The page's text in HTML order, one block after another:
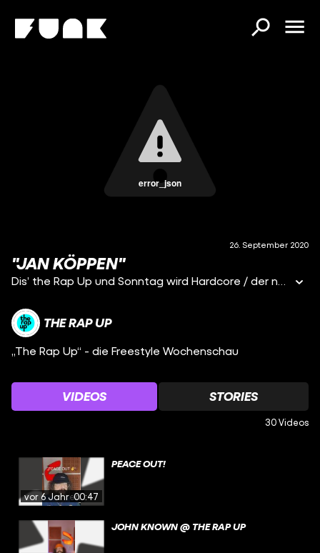
error_json
26. September 2020
"JAN KÖPPEN"
Dis’ the Rap Up und Sonntag wird Hardcore / der nächste Gast is ein echter ex Viva Moderator / Jan Köppen der Name ihr kennt ihn von Ninja Warrior / doch morgen liefert er Statements mit Worten ab Er war schon für etliche Preise nominiert / und hat schon hunderte Shows wegmoderiert / und morgen 21 Uhr ist er hier / um mit Freestyles das ganze Netz zu rasieren #funk #therapup #hiphop #freesstyle #jankoeppen #viva #ninjawarriorgermany #ninjawarrior #rap
THE RAP UP
„The Rap Up“ - die Freestyle Wochenschau
VIDEOS STORIES
30 Videos
vor 6 Jahren00:47
PEACE OUT!
JOHN KNOWN @ THE RAP UP